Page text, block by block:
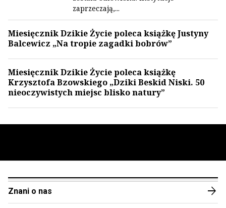
zaprzeczają,...
Miesięcznik Dzikie Życie poleca książkę Justyny
Balcewicz „Na tropie zagadki bobrów”
Miesięcznik Dzikie Życie poleca książkę
Krzysztofa Bzowskiego „Dziki Beskid Niski. 50
nieoczywistych miejsc blisko natury”
Znani o nas arrow_forward